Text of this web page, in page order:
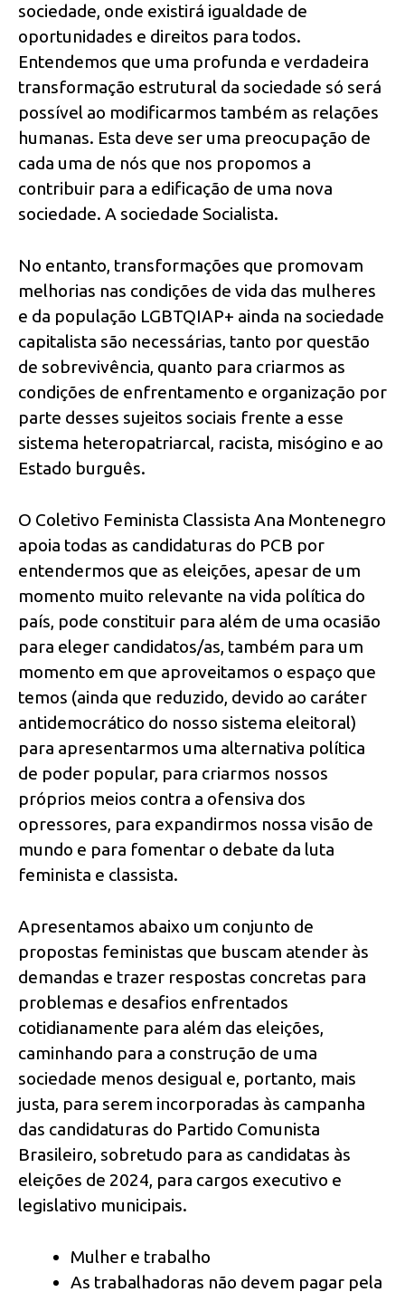
sociedade, onde existirá igualdade de
oportunidades e direitos para todos.
Entendemos que uma profunda e verdadeira
transformação estrutural da sociedade só será
possível ao modificarmos também as relações
humanas. Esta deve ser uma preocupação de
cada uma de nós que nos propomos a
contribuir para a edificação de uma nova
sociedade. A sociedade Socialista.
No entanto, transformações que promovam
melhorias nas condições de vida das mulheres
e da população LGBTQIAP+ ainda na sociedade
capitalista são necessárias, tanto por questão
de sobrevivência, quanto para criarmos as
condições de enfrentamento e organização por
parte desses sujeitos sociais frente a esse
sistema heteropatriarcal, racista, misógino e ao
Estado burguês.
O Coletivo Feminista Classista Ana Montenegro
apoia todas as candidaturas do PCB por
entendermos que as eleições, apesar de um
momento muito relevante na vida política do
país, pode constituir para além de uma ocasião
para eleger candidatos/as, também para um
momento em que aproveitamos o espaço que
temos (ainda que reduzido, devido ao caráter
antidemocrático do nosso sistema eleitoral)
para apresentarmos uma alternativa política
de poder popular, para criarmos nossos
próprios meios contra a ofensiva dos
opressores, para expandirmos nossa visão de
mundo e para fomentar o debate da luta
feminista e classista.
Apresentamos abaixo um conjunto de
propostas feministas que buscam atender às
demandas e trazer respostas concretas para
problemas e desafios enfrentados
cotidianamente para além das eleições,
caminhando para a construção de uma
sociedade menos desigual e, portanto, mais
justa, para serem incorporadas às campanha
das candidaturas do Partido Comunista
Brasileiro, sobretudo para as candidatas às
eleições de 2024, para cargos executivo e
legislativo municipais.
Mulher e trabalho
As trabalhadoras não devem pagar pela